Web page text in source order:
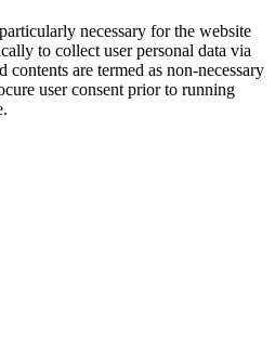
necessary for the website
to collect user personal data via
contents are termed as non-necessary
user consent prior to running